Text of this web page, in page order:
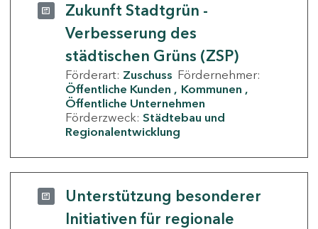
Zukunft Stadtgrün -
Verbesserung des
städtischen Grüns (ZSP)
Förderart: Zuschuss Fördernehmer:
Öffentliche Kunden
Kommunen
Öffentliche Unternehmen
Förderzweck: Städtebau und
Regionalentwicklung
Unterstützung besonderer
Initiativen für regionale